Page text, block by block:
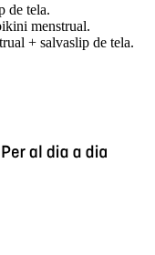
de tela.
menstrual.
+ salvaslip de tela.